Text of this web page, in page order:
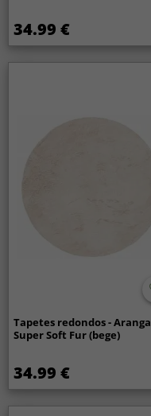
34.99 €
Tapetes redondos - Aranga
Super Soft Fur (bege)
34.99 €